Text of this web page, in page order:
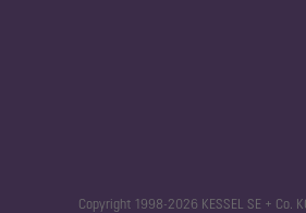
Copyright 1998-2026 KESSEL SE + Co.